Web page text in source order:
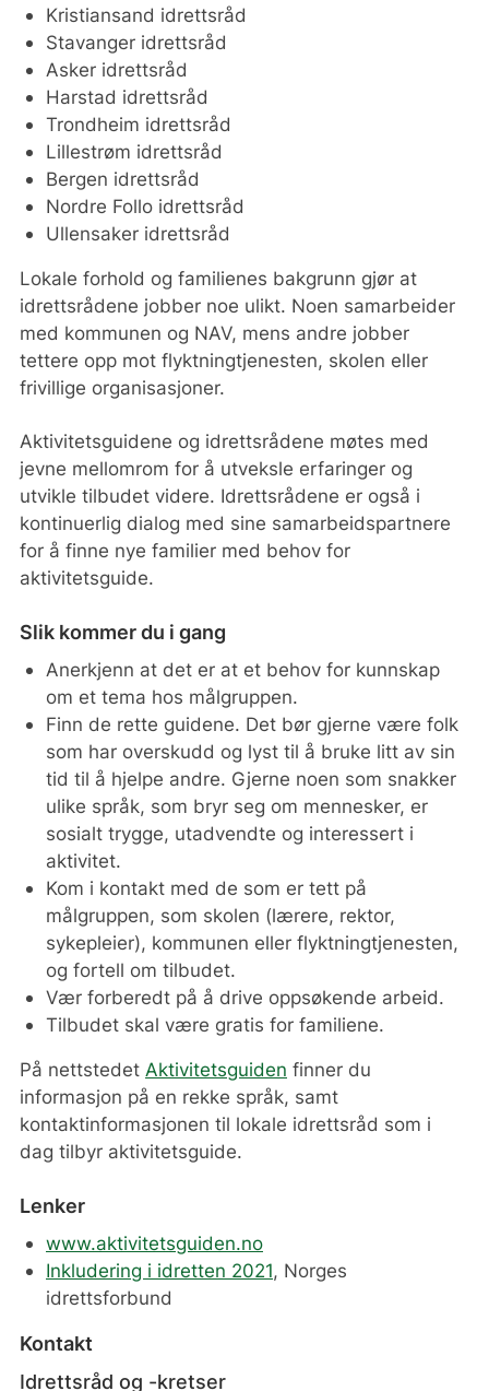
Kristiansand idrettsråd
Stavanger idrettsråd
Asker idrettsråd
Harstad idrettsråd
Trondheim idrettsråd
Lillestrøm idrettsråd
Bergen idrettsråd
Nordre Follo idrettsråd
Ullensaker idrettsråd
Lokale forhold og familienes bakgrunn gjør at
idrettsrådene jobber noe ulikt. Noen samarbeider
med kommunen og NAV, mens andre jobber
tettere opp mot flyktningtjenesten, skolen eller
frivillige organisasjoner.
Aktivitetsguidene og idrettsrådene møtes med
jevne mellomrom for å utveksle erfaringer og
utvikle tilbudet videre. Idrettsrådene er også i
kontinuerlig dialog med sine samarbeidspartnere
for å finne nye familier med behov for
aktivitetsguide.
Slik kommer du i gang
Anerkjenn at det er at et behov for kunnskap
om et tema hos målgruppen.
Finn de rette guidene. Det bør gjerne være folk
som har overskudd og lyst til å bruke litt av sin
tid til å hjelpe andre. Gjerne noen som snakker
ulike språk, som bryr seg om mennesker, er
sosialt trygge, utadvendte og interessert i
aktivitet.
Kom i kontakt med de som er tett på
målgruppen, som skolen (lærere, rektor,
sykepleier), kommunen eller flyktningtjenesten,
og fortell om tilbudet.
Vær forberedt på å drive oppsøkende arbeid.
Tilbudet skal være gratis for familiene.
På nettstedet Aktivitetsguiden finner du
informasjon på en rekke språk, samt
kontaktinformasjonen til lokale idrettsråd som i
dag tilbyr aktivitetsguide.
Lenker
www.aktivitetsguiden.no
Inkludering i idretten 2021, Norges
idrettsforbund
Kontakt
Idrettsråd og -kretser